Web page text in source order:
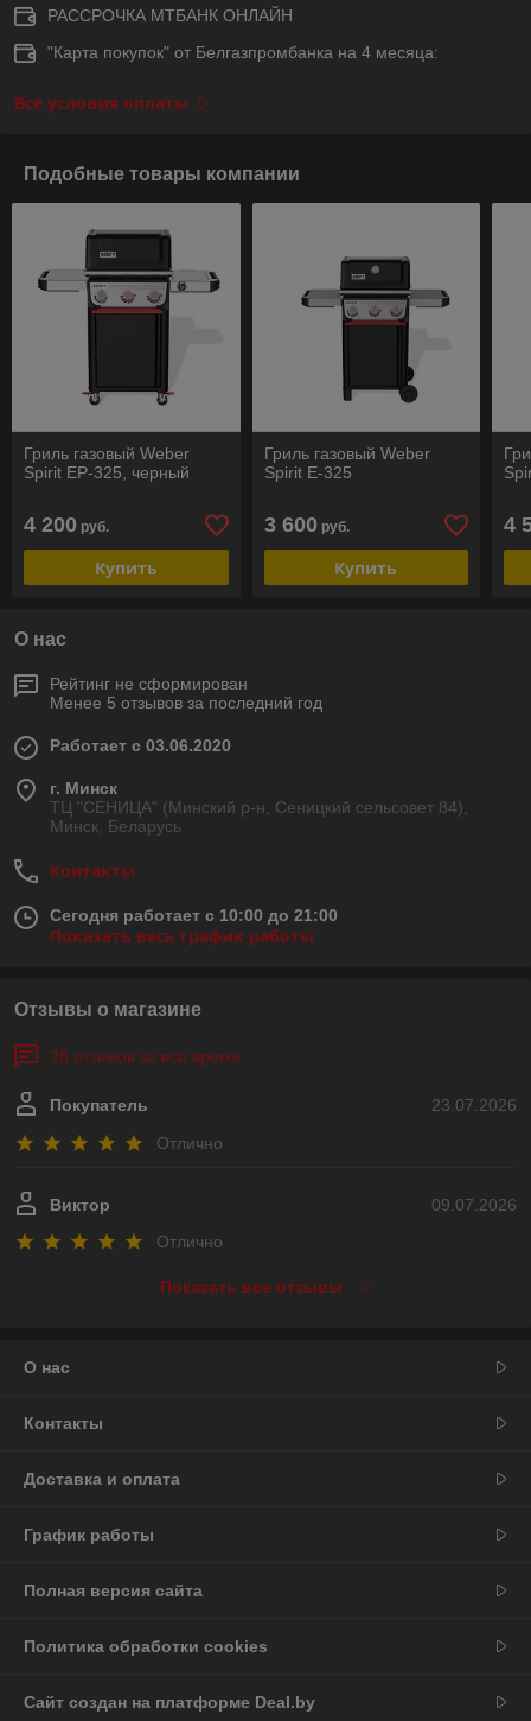
РАССРОЧКА МТБАНК ОНЛАЙН
"Карта покупок" от Белгазпромбанка на 4 месяца:
Все условия оплаты
Подобные товары компании
Гриль газовый Weber
Spirit EP-325, черный
4 200 руб.
Купить
Гриль газовый Weber
Spirit E-325
3 600 руб.
Купить
4
О нас
Рейтинг не сформирован
Менее 5 отзывов за последний год
Работает с 03.06.2020
г. Минск
ТЦ "СЕНИЦА" (Минский р-н, Сеницкий сельсовет 84),
Минск, Беларусь
Контакты
Сегодня работает с 10:00 до 21:00
Показать весь график работы
Отзывы о магазине
28 отзывов за всё время
23.07.2026
Покупатель
Отлично
09.07.2026
Виктор
Отлично
Показать все отзывы
О нас
Контакты
Доставка и оплата
График работы
Полная версия сайта
Политика обработки cookies
Сайт создан на платформе Deal.by